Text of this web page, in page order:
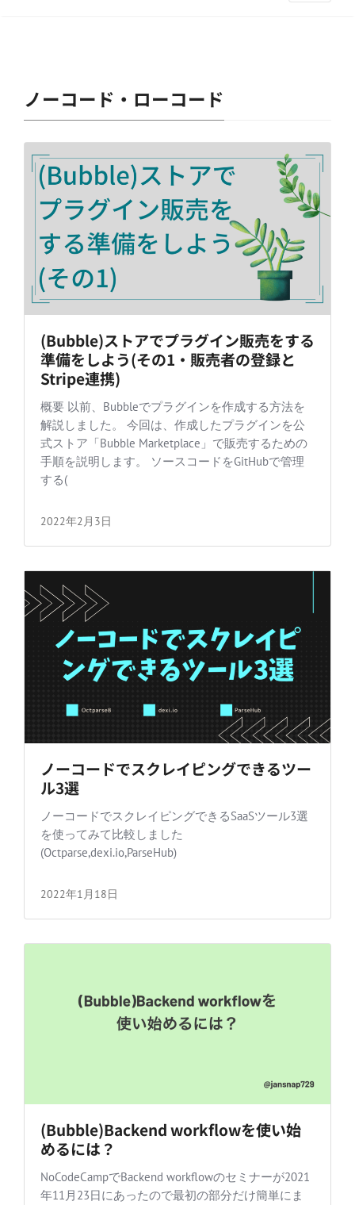
ノーコード・ローコード
(Bubble)ストアでプラグイン販売をする
準備をしよう(その1・販売者の登録と
Stripe連携)
概要 以前、Bubbleでプラグインを作成する方法を
解説しました。 今回は、作成したプラグインを公
式ストア「Bubble Marketplace」で販売するための
手順を説明します。 ソースコードをGitHubで管理
する(
2022年2月3日
ノーコードでスクレイピングできるツー
ル3選
ノーコードでスクレイピングできるSaaSツール3選
を使ってみて比較しました
(Octparse,dexi.io,ParseHub)
2022年1月18日
(Bubble)Backend workflowを使い始
めるには？
NoCodeCampでBackend workflowのセミナーが2021
年11月23日にあったので最初の部分だけ簡単にま